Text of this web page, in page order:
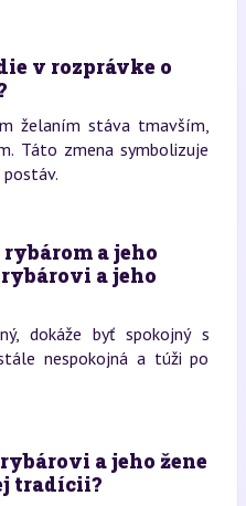
v rozprávke o
želaním stáva tmavším,
Táto zmena symbolizuje
a jeho
a jeho
dokáže byť spokojný s
nespokojná a túži po
a jeho žene
tradícii?